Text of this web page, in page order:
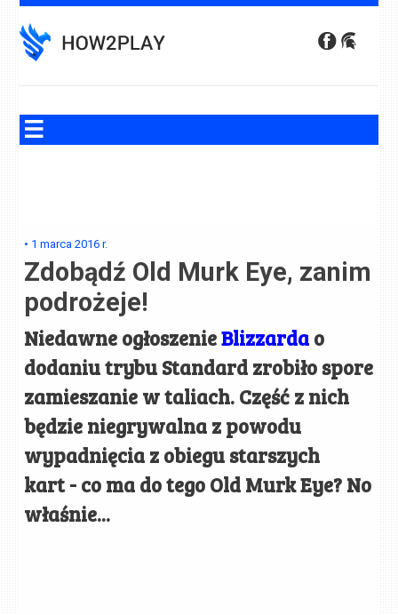
to
content
• 1 marca 2016 r.
Zdobądź Old Murk Eye, zanim
podrożeje!
Niedawne ogłoszenieBlizzarda o
dodaniu trybu Standard zrobiło spore
zamieszanie w taliach. Część z nich
będzie niegrywalna z powodu
wypadnięcia z obiegu starszych
kart - co ma do tego Old Murk Eye? No
właśnie...